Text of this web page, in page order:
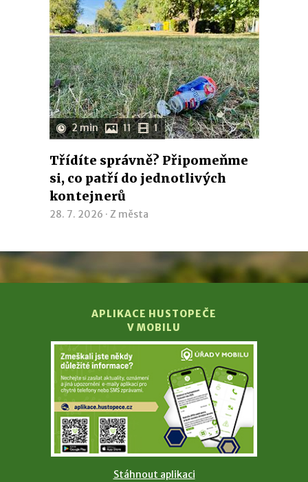
2 min 11 1
Třídíte správně? Připomeňme
si, co patří do jednotlivých
kontejnerů
28. 7. 2026 · Z města
APLIKACE HUSTOPEČE
V MOBILU
Stáhnout aplikaci